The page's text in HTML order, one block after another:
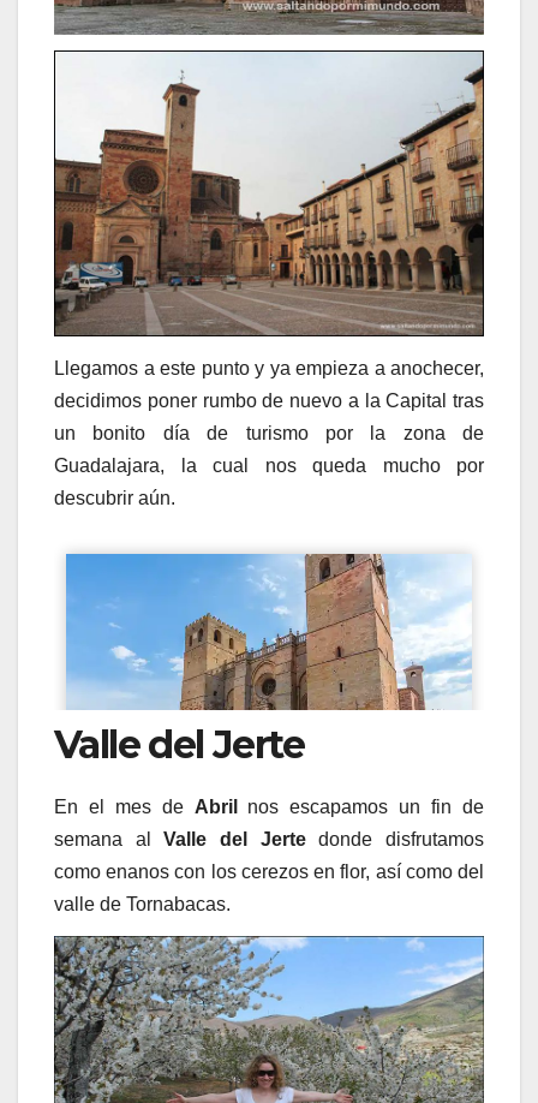
Llegamos a este punto y ya empieza a anochecer,
decidimos poner rumbo de nuevo a la Capital tras
un bonito día de turismo por la zona de
Guadalajara, la cual nos queda mucho por
descubrir aún.
Valle del Jerte
En el mes de Abril
nos escapamos un fin de
semana alValle del Jertedonde disfrutamos
como enanos con los cerezos en flor, así como del
valle de Tornabacas.